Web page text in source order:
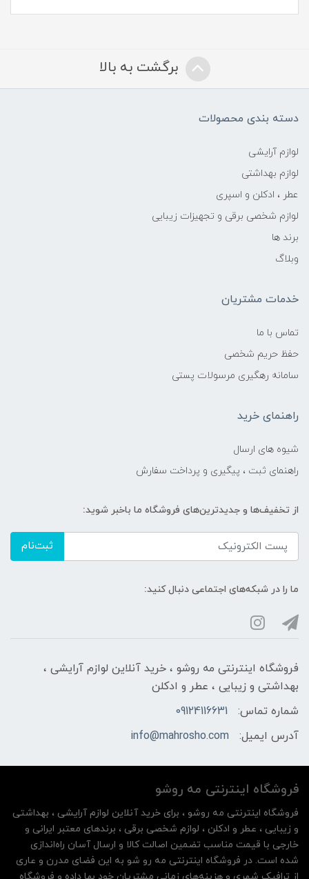
برگشت به بالا
دسته بندی محصولات
لوازم آرایشی
لوازم بهداشتی
عطر ، ادکلن و اسپری
لوازم شخصی برقی و تجهیزات زیبایی
برند ها
وبلاگ
خدمات مشتریان
تماس با ما
حفظ حریم شخصی
سامانه رهگیری مرسولات پستی
راهنمای خرید
شیوه های ارسال
راهنمای ثبت ، پیگیری و پرداخت سفارش
از تخفیف‌ها و جدیدترین‌های فروشگاه ما باخبر شوید:
ثبت‌نام
ما را در شبکه‌های اجتماعی دنبال کنید:
فروشگاه اینترنتی مه‌ رو‌شو ، خرید آنلاین لوازم آرایشی ،
بهداشتی و زیبایی ، عطر و ادکلن
شماره تماس:
09124116631
آدرس ایمیل:
info@mahrosho.com
فروشگاه اینترنتی مه‌ رو‌شو
فروشگاه اینترنتی مه‌ رو‌شو ، برای خرید آنلاین لوازم آرایشی ، بهداشتی
و زیبایی ، عطر و ادکلن ، لوازم شخصی برقی ، برندهای معتبر ایرانی و
خارجی با قیمت مناسب تضمین اصالت کالا و ارسال آسان راه‌اندازی
شده است. در فروشگاه اینترنتی مه رو شو به این فضای مدرن و عاری